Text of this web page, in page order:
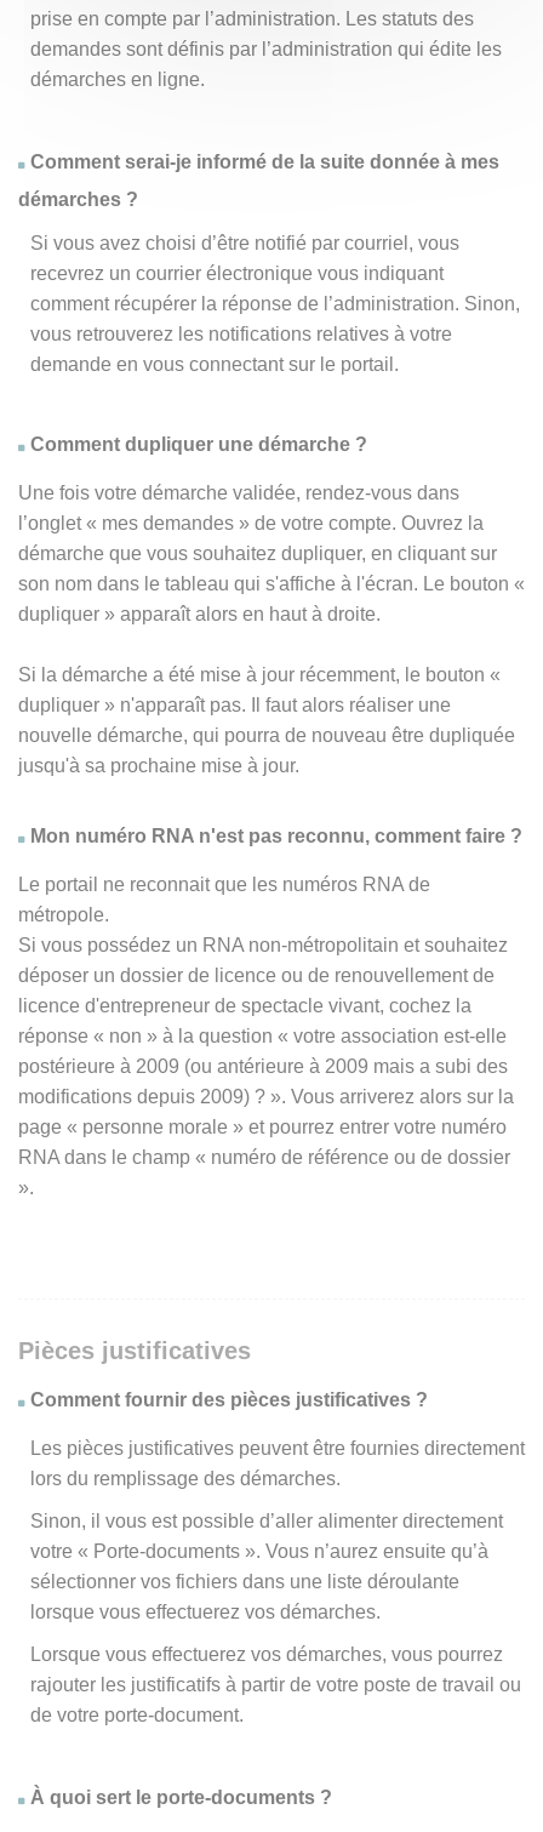
prise en compte par l’administration. Les statuts des
demandes sont définis par l’administration qui édite les
démarches en ligne.
Comment serai-je informé de la suite donnée à mes
démarches ?
Si vous avez choisi d’être notifié par courriel, vous
recevrez un courrier électronique vous indiquant
comment récupérer la réponse de l’administration. Sinon,
vous retrouverez les notifications relatives à votre
demande en vous connectant sur le portail.
Comment dupliquer une démarche ?
Une fois votre démarche validée, rendez-vous dans
l’onglet « mes demandes » de votre compte. Ouvrez la
démarche que vous souhaitez dupliquer, en cliquant sur
son nom dans le tableau qui s'affiche à l'écran. Le bouton «
dupliquer » apparaît alors en haut à droite.
Si la démarche a été mise à jour récemment, le bouton «
dupliquer » n'apparaît pas. Il faut alors réaliser une
nouvelle démarche, qui pourra de nouveau être dupliquée
jusqu'à sa prochaine mise à jour.
Mon numéro RNA n'est pas reconnu, comment faire ?
Le portail ne reconnait que les numéros RNA de
métropole.
Si vous possédez un RNA non-métropolitain et souhaitez
déposer un dossier de licence ou de renouvellement de
licence d'entrepreneur de spectacle vivant, cochez la
réponse « non » à la question « votre association est-elle
postérieure à 2009 (ou antérieure à 2009 mais a subi des
modifications depuis 2009) ? ». Vous arriverez alors sur la
page « personne morale » et pourrez entrer votre numéro
RNA dans le champ « numéro de référence ou de dossier
».
Pièces justificatives
Comment fournir des pièces justificatives ?
Les pièces justificatives peuvent être fournies directement
lors du remplissage des démarches.
Sinon, il vous est possible d’aller alimenter directement
votre « Porte-documents ». Vous n’aurez ensuite qu’à
sélectionner vos fichiers dans une liste déroulante
lorsque vous effectuerez vos démarches.
Lorsque vous effectuerez vos démarches, vous pourrez
rajouter les justificatifs à partir de votre poste de travail ou
de votre porte-document.
À quoi sert le porte-documents ?